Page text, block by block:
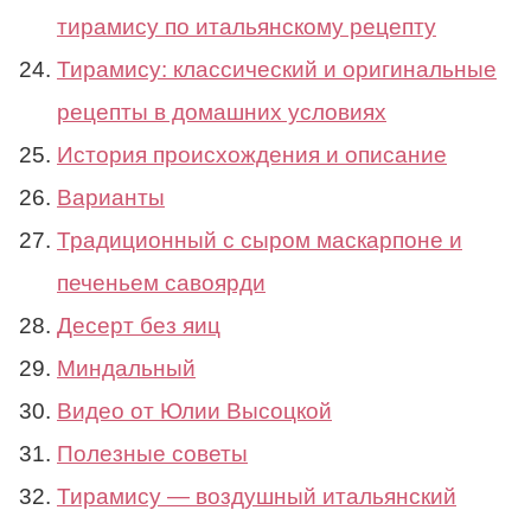
тирамису по итальянскому рецепту
Тирамису: классический и оригинальные
рецепты в домашних условиях
История происхождения и описание
Варианты
Традиционный с сыром маскарпоне и
печеньем савоярди
Десерт без яиц
Миндальный
Видео от Юлии Высоцкой
Полезные советы
Тирамису — воздушный итальянский